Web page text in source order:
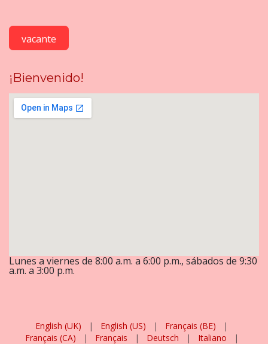
vacante
¡Bienvenido!
Lunes a viernes de 8:00 a.m. a 6:00 p.m., sábados de 9:30
a.m. a 3:00 p.m.
English (UK) | English (US) | Français (BE)
|
Français (CA)
| Français | Deutsch | Italiano |